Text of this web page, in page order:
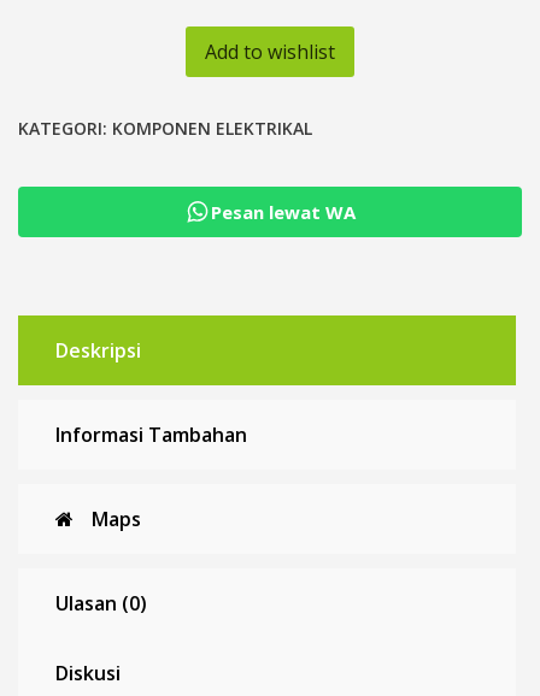
2P
100A
Automatic
Add to wishlist
KATEGORI: KOMPONEN ELEKTRIKAL
Pesan lewat WA
Deskripsi
Informasi Tambahan
Maps
Ulasan (0)
Diskusi